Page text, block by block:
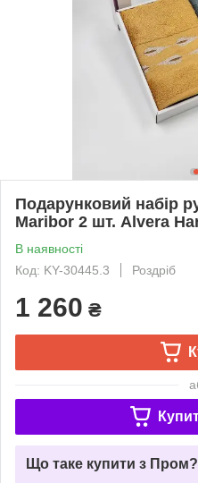
Подарунковий набір
Maribor 2 шт. Alvera
В наявності
Код: KY-30445.3
Роздріб
1 260 ₴
Що таке купити з Пром?